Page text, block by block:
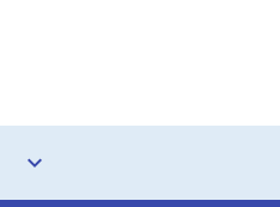
expand_more